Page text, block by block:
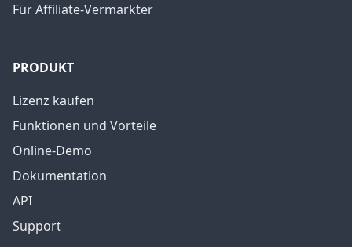
Für Affiliate-Vermarkter
PRODUKT
Lizenz kaufen
Funktionen und Vorteile
Online-Demo
Dokumentation
API
Support